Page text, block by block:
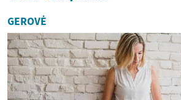
GEROVĖ